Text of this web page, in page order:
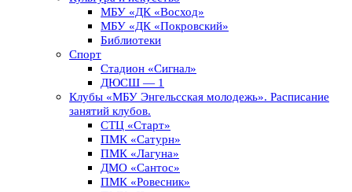
МБУ «ДК «Восход»
МБУ «ДК «Покровский»
Библиотеки
Спорт
Стадион «Сигнал»
ДЮСШ — 1
Клубы «МБУ Энгельсская молодежь». Расписание
занятий клубов.
СТЦ «Старт»
ПМК «Сатурн»
ПМК «Лагуна»
ДМО «Сантос»
ПМК «Ровесник»